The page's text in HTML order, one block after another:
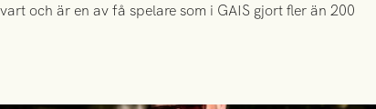
och är en av få spelare som i GAIS gjort fler än 200